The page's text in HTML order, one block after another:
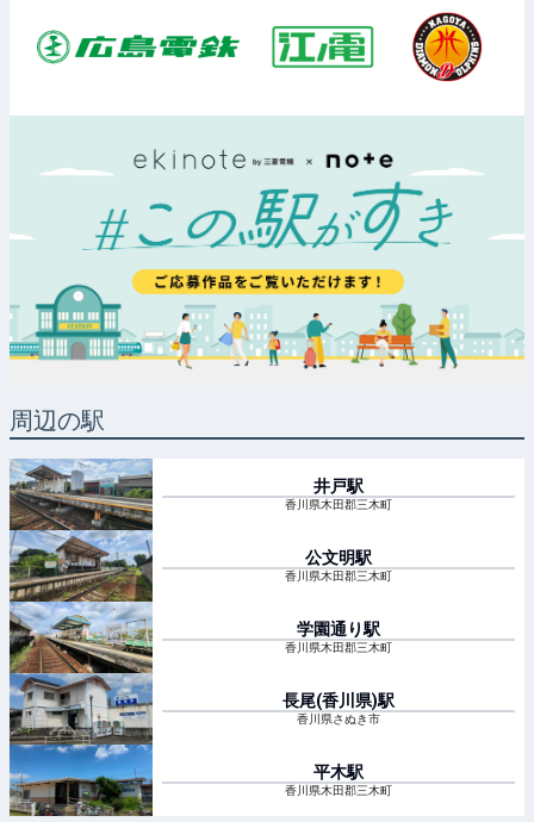
周辺の駅
井戸駅
香川県木田郡三木町
公文明駅
香川県木田郡三木町
学園通り駅
香川県木田郡三木町
長尾(香川県)駅
香川県さぬき市
平木駅
香川県木田郡三木町